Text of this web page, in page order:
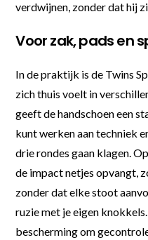
verdwijnen, zonder dat hij
Voor zak, pads en
In de praktijk is de Twins
zich thuis voelt in
geeft de handschoen een
kunt werken aan techniek
drie rondes gaan klagen.
de impact netjes opvangt,
zonder dat elke stoot
ruzie met je eigen
bescherming om